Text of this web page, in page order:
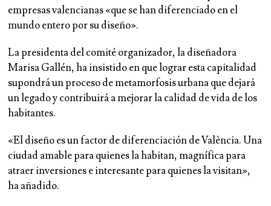
empresas valencianas «que se han diferenciado en el
mundo entero por su diseño».
La presidenta del comité organizador, la diseñadora
Marisa Gallén, ha insistido en que lograr esta capitalidad
supondrá un proceso de metamorfosis urbana que dejará
un legado y contribuirá a mejorar la calidad de vida de los
habitantes.
«El diseño es un factor de diferenciación de València. Una
ciudad amable para quienes la habitan, magnífica para
atraer inversiones e interesante para quienes la visitan»,
ha añadido.